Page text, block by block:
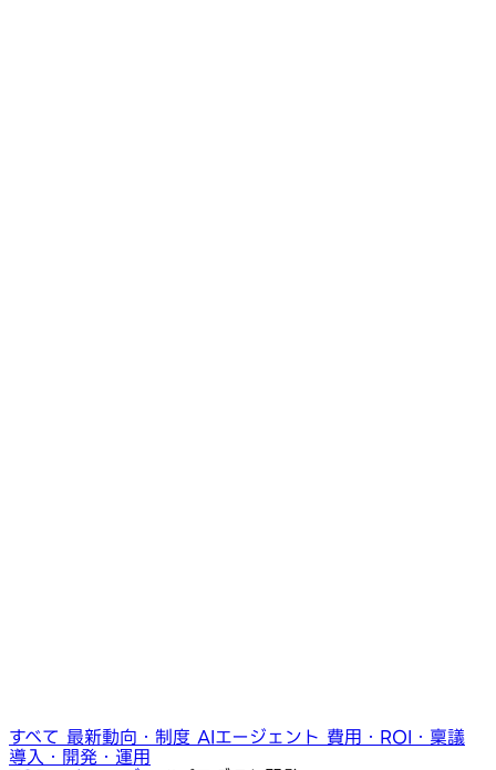
すべて 最新動向・制度 AIエージェント 費用・ROI・稟議
導入・開発・運用